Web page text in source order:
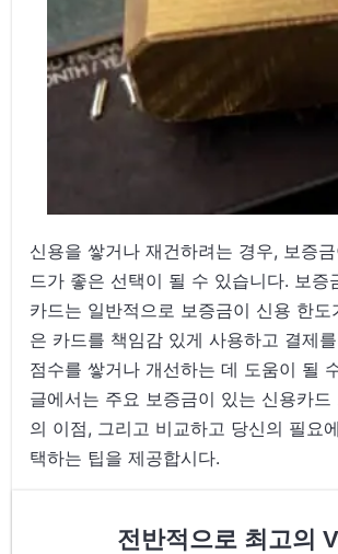
신용을 쌓거나 재건하려는 경우, 보증
드가 좋은 선택이 될 수 있습니다. 보증
카드는 일반적으로 보증금이 신용 한도
은 카드를 책임감 있게 사용하고 결제
점수를 쌓거나 개선하는 데 도움이 될
글에서는 주요 보증금이 있는 신용카드
의 이점, 그리고 비교하고 당신의 필요
택하는 팁을 제공합시다.
전반적으로 최고의